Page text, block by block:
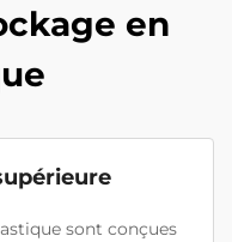
en
sont conçues